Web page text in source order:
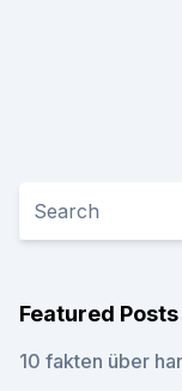
Featured Posts
10 fakten über